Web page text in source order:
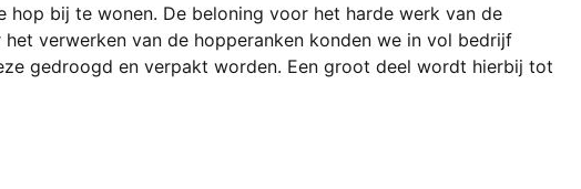
bij te wonen. De beloning voor het harde werk van de
verwerken van de hopperanken konden we in vol bedrijf
gedroogd en verpakt worden. Een groot deel wordt hierbij tot